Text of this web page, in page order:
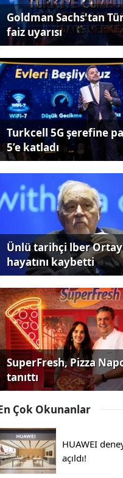
Goldman Sachs'tan
faiz uyarısı
Turkcell 5G şerefine
5’e katladı
Ünlü tarihçi lber
hayatını kaybetti
SuperFresh, Pizza
tanıttı
Çok Okunanlar
HUAWEI
açıldı!